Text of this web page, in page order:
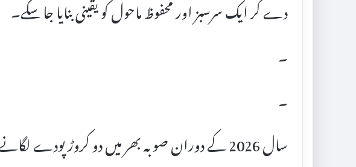
دے کر ایک سرسبز اور محفوظ ماحول کو یقینی بنایا جا سکے۔
۔
۔
سال 2026 کے دوران صوبہ بھر میں دو کروڑ پودے لگانے کا ہدف مقرر